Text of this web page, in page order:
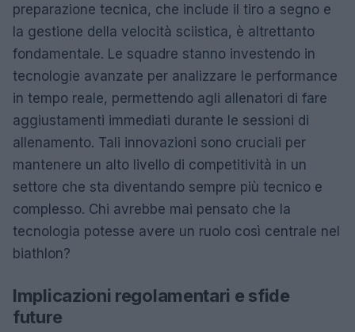
preparazione tecnica, che include il tiro a segno e
la gestione della velocità sciistica, è altrettanto
fondamentale. Le squadre stanno investendo in
tecnologie avanzate per analizzare le performance
in tempo reale, permettendo agli allenatori di fare
aggiustamenti immediati durante le sessioni di
allenamento. Tali innovazioni sono cruciali per
mantenere un alto livello di competitività in un
settore che sta diventando sempre più tecnico e
complesso. Chi avrebbe mai pensato che la
tecnologia potesse avere un ruolo così centrale nel
biathlon?
Implicazioni regolamentari e sfide
future